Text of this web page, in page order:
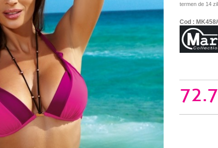
termen de 14
Cod :